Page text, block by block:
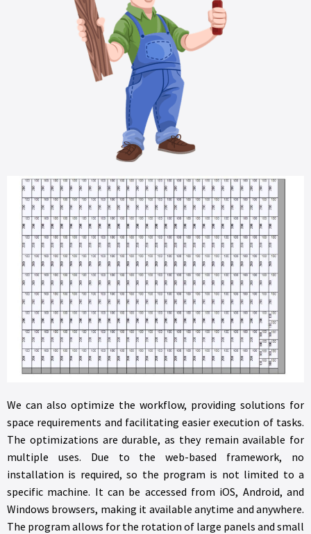
We can also optimize the workflow, providing solutions for
space requirements and facilitating easier execution of tasks.
The optimizations are durable, as they remain available for
multiple uses. Due to the web-based framework, no
installation is required, so the program is not limited to a
specific machine. It can be accessed from iOS, Android, and
Windows browsers, making it available anytime and anywhere.
The program allows for the rotation of large panels and small